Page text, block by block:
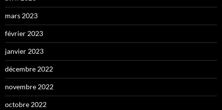
mars 2023
février 2023
janvier 2023
décembre 2022
novembre 2022
octobre 2022